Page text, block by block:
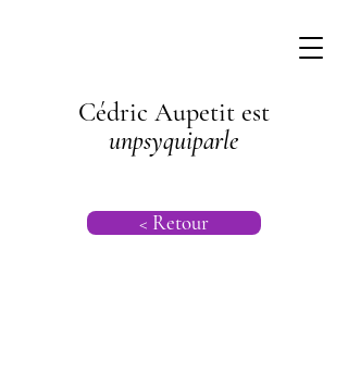
Cédric Aupetit est
unpsyquiparle
< Retour